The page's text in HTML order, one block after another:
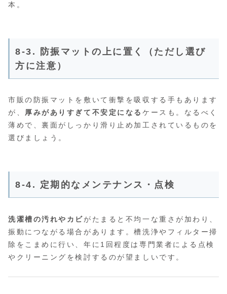
本。
8-3. 防振マットの上に置く（ただし選び
方に注意）
市販の防振マットを敷いて衝撃を吸収する手もあります
が、 厚みがありすぎて不安定になる ケースも。なるべく
薄めで、裏面がしっかり滑り止め加工されているものを
選びましょう。
8-4. 定期的なメンテナンス・点検
洗濯槽の汚れやカビがたまると不均一な重さが加わり、
振動につながる場合があります。槽洗浄やフィルター掃
除をこまめに行い、年に1回程度は専門業者による点検
やクリーニングを検討するのが望ましいです。